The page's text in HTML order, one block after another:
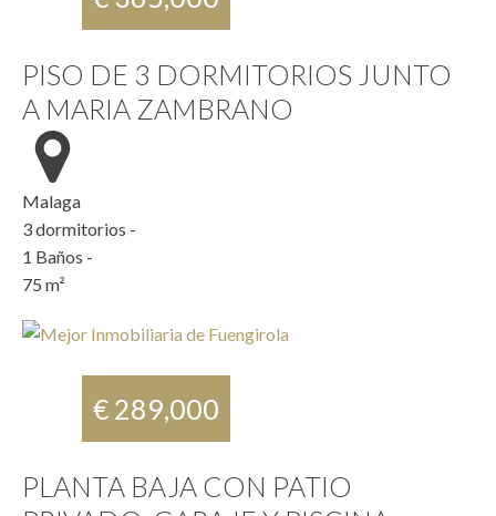
PISO DE 3 DORMITORIOS JUNTO
A MARIA ZAMBRANO
Malaga
3dormitorios -
1 Baños -
75 m²
€ 289,000
PLANTA BAJA CON PATIO